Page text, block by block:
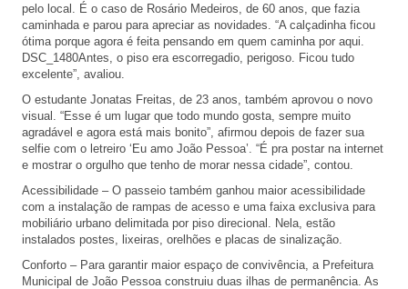
pelo local. É o caso de Rosário Medeiros, de 60 anos, que fazia
caminhada e parou para apreciar as novidades. “A calçadinha ficou
ótima porque agora é feita pensando em quem caminha por aqui.
DSC_1480Antes, o piso era escorregadio, perigoso. Ficou tudo
excelente”, avaliou.
O estudante Jonatas Freitas, de 23 anos, também aprovou o novo
visual. “Esse é um lugar que todo mundo gosta, sempre muito
agradável e agora está mais bonito”, afirmou depois de fazer sua
selfie com o letreiro ‘Eu amo João Pessoa’. “É pra postar na internet
e mostrar o orgulho que tenho de morar nessa cidade”, contou.
Acessibilidade – O passeio também ganhou maior acessibilidade
com a instalação de rampas de acesso e uma faixa exclusiva para
mobiliário urbano delimitada por piso direcional. Nela, estão
instalados postes, lixeiras, orelhões e placas de sinalização.
Conforto – Para garantir maior espaço de convivência, a Prefeitura
Municipal de João Pessoa construiu duas ilhas de permanência. As